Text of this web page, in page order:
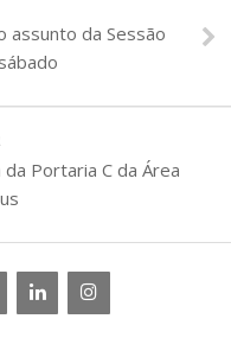
assunto da Sessão
Portaria C da Área